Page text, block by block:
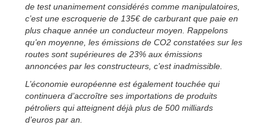
de test unanimement considérés comme manipulatoires,
c’est une escroquerie de 135€ de carburant que paie en
plus chaque année un conducteur moyen. Rappelons
qu’en moyenne, les émissions de CO2 constatées sur les
routes sont supérieures de 23% aux émissions
annoncées par les constructeurs, c’est inadmissible.
L’économie européenne est également touchée qui
continuera d’accroître ses importations de produits
pétroliers qui atteignent déjà plus de 500 milliards
d’euros par an.